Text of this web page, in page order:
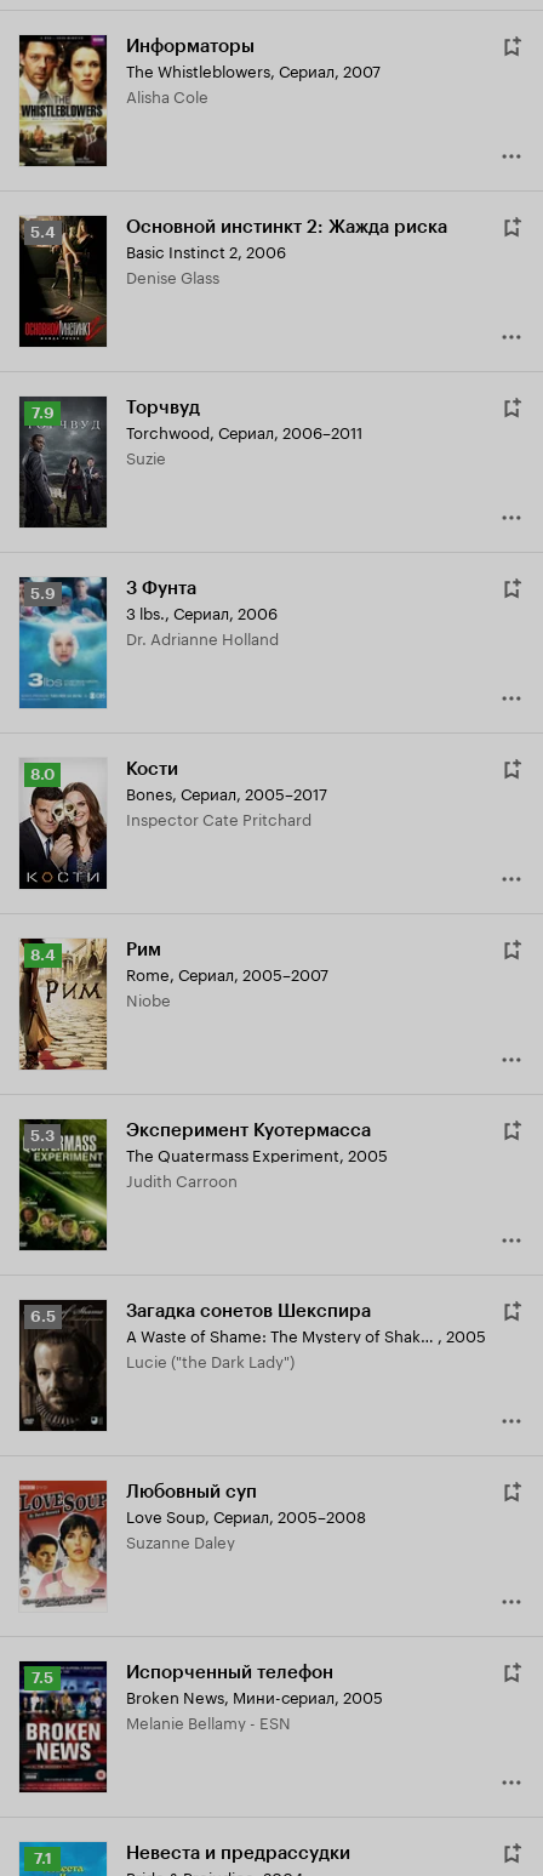
Информаторы
The Whistleblowers, Сериал, 2007
Alisha Cole
Рейтинг
Кинопоиска
5.4
5.4 Основной инстинкт 2: Жажда риска
Basic Instinct 2, 2006
Denise Glass
Рейтинг
Кинопоиска
7.9
7.9 Торчвуд
Torchwood, Сериал, 2006–2011
Suzie
Рейтинг
Кинопоиска
5.9
5.9 3 Фунта
3 lbs., Сериал, 2006
Dr. Adrianne Holland
Рейтинг
Кинопоиска
8.0
8.0 Кости
Bones, Сериал, 2005–2017
Inspector Cate Pritchard
Рейтинг
Кинопоиска
8.4
8.4 Рим
Rome, Сериал, 2005–2007
Niobe
Рейтинг
Кинопоиска
5.3
5.3 Эксперимент Куотермасса
The Quatermass Experiment, 2005
Judith Carroon
Рейтинг
Кинопоиска
6.5
6.5 Загадка сонетов Шекспира
A Waste of Shame: The Mystery of Shakespeare and His Sonnets , 2005
Lucie ("the Dark Lady")
Любовный суп
Love Soup, Сериал, 2005–2008
Suzanne Daley
Рейтинг
Кинопоиска
7.5
7.5 Испорченный телефон
Broken News, Мини-сериал, 2005
Melanie Bellamy - ESN
Рейтинг
7.1 Невеста и предрассудки